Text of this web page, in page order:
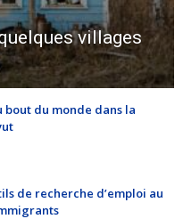
villages
bout du monde dans la
de recherche d’emploi au